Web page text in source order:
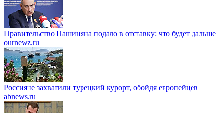
Правительство Пашиняна подало в отставку: что будет дальше
ournewz.ru
Россияне захватили турецкий курорт, обойдя европейцев
abnews.ru